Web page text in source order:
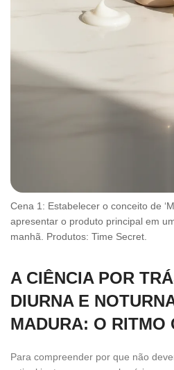
Cena 1: Estabelecer o conceito de
apresentar o produto principal em
manhã. Produtos: Time Secret.
A CIÊNCIA POR
DIURNA E
MADURA: O RITMO
Para compreender por que não